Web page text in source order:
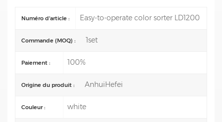
Numéro d'article : Easy-to-operate color sorter LD1200
Commande (MOQ) : 1set
Paiement : 100%
Origine du produit : AnhuiHefei
Couleur : white